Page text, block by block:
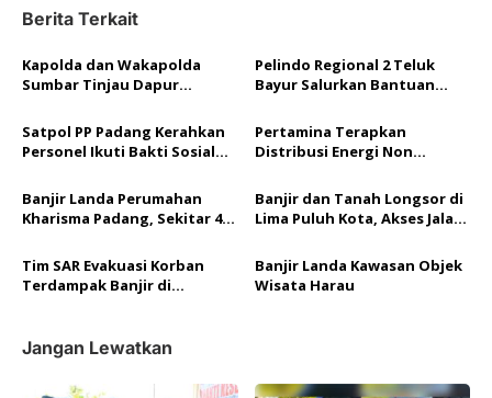
g
a
s
p
o
s
Berita Terkait
Kapolda dan Wakapolda
Sumbar Tinjau Dapur
Kesehatan Penanganan
Bencana di Pessel
Pelindo Regional 2 Teluk
Bayur Salurkan Bantuan
Pessel
Satpol PP Padang Kerahkan
Personel Ikuti Bakti Sosial
Banjir di Pessel
Pertamina Terapkan
Distribusi Energi Non
Kebutuhan Energi Pasca
Banjir di Pesisir Selatan
Banjir Landa Perumahan
Kharisma Padang, Sekitar 40
Banjir dan Tanah Longsor di
Lima Puluh Kota, Akses Jalan
Tim SAR Evakuasi Korban
Terdampak Banjir di
Banjir Landa Kawasan Objek
Wisata Harau
Jangan Lewatkan